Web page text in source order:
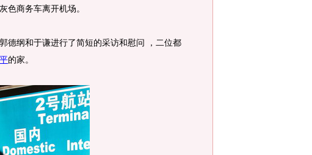
色商务车离开机场。
纲和于谦进行了简短的采访和慰问 ，二位都
的家。